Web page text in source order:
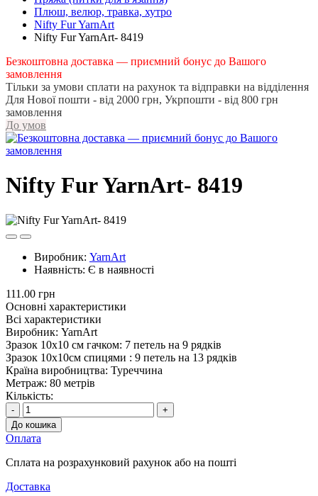
Плюш, велюр, травка, хутро
Nifty Fur YarnArt
Nifty Fur YarnArt- 8419
Безкоштовна доставка — приємний бонус до Вашого
замовлення
Тільки за умови сплати на рахунок та відправки на відділення
Для Нової пошти - від 2000 грн, Укрпошти - від 800 грн
замовлення
До умов
Nifty Fur YarnArt- 8419
Виробник: YarnArt
Наявність: Є в наявності
111.00 грн
Основні характеристики
Всі характеристики
Виробник: YarnArt
Зразок 10х10 см гачком: 7 петель на 9 рядків
Зразок 10х10см спицями : 9 петель на 13 рядків
Країна виробництва: Туреччина
Метраж: 80 метрів
Кількість:
-
+
До кошика
Оплата
Сплата на розрахунковий рахунок або на пошті
Доставка